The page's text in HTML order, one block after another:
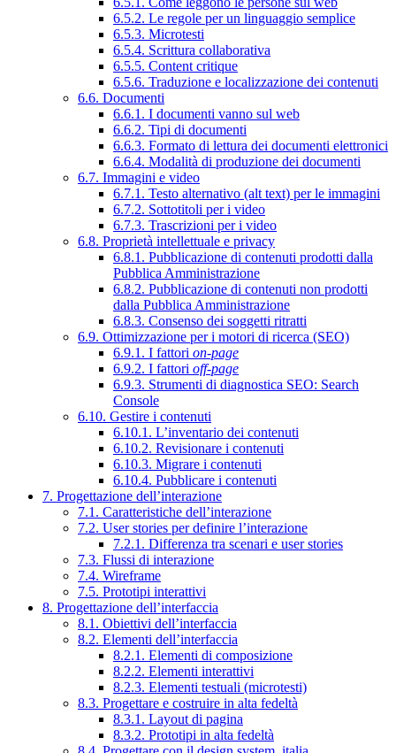
6.5.2. Le regole per un linguaggio semplice
6.5.3. Microtesti
6.5.4. Scrittura collaborativa
6.5.5. Content critique
6.5.6. Traduzione e localizzazione dei contenuti
6.6. Documenti
6.6.1. I documenti vanno sul web
6.6.2. Tipi di documenti
6.6.3. Formato di lettura dei documenti elettronici
6.6.4. Modalità di produzione dei documenti
6.7. Immagini e video
6.7.1. Testo alternativo (alt text) per le immagini
6.7.2. Sottotitoli per i video
6.7.3. Trascrizioni per i video
6.8. Proprietà intellettuale e privacy
6.8.1. Pubblicazione di contenuti prodotti dalla
Pubblica Amministrazione
6.8.2. Pubblicazione di contenuti non prodotti
dalla Pubblica Amministrazione
6.8.3. Consenso dei soggetti ritratti
6.9. Ottimizzazione per i motori di ricerca (SEO)
6.9.1. I fattori on-page
6.9.2. I fattori off-page
6.9.3. Strumenti di diagnostica SEO: Search
Console
6.10. Gestire i contenuti
6.10.1. L’inventario dei contenuti
6.10.2. Revisionare i contenuti
6.10.3. Migrare i contenuti
6.10.4. Pubblicare i contenuti
7. Progettazione dell’interazione
7.1. Caratteristiche dell’interazione
7.2. User stories per definire l’interazione
7.2.1. Differenza tra scenari e user stories
7.3. Flussi di interazione
7.4. Wireframe
7.5. Prototipi interattivi
8. Progettazione dell’interfaccia
8.1. Obiettivi dell’interfaccia
8.2. Elementi dell’interfaccia
8.2.1. Elementi di composizione
8.2.2. Elementi interattivi
8.2.3. Elementi testuali (microtesti)
8.3. Progettare e costruire in alta fedeltà
8.3.1. Layout di pagina
8.3.2. Prototipi in alta fedeltà